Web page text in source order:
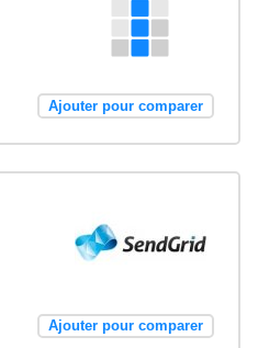
Ajouter pour comparer
Ajouter pour comparer